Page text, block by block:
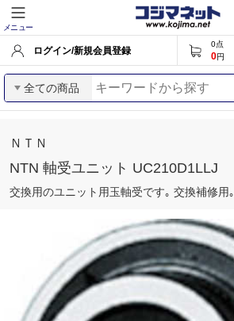
メニュー
ログイン/新規会員登録
0点
0円
全ての商品
ＮＴＮ
NTN 軸受ユニット UC210D1LLJ
交換用のユニット用玉軸受です｡ 交換補修用｡